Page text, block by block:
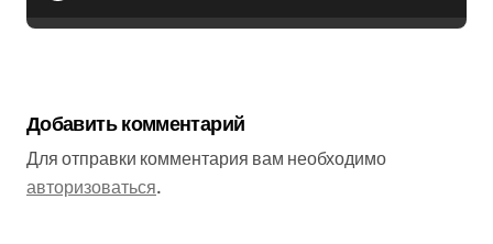
Добавить комментарий
Для отправки комментария вам необходимо
авторизоваться.